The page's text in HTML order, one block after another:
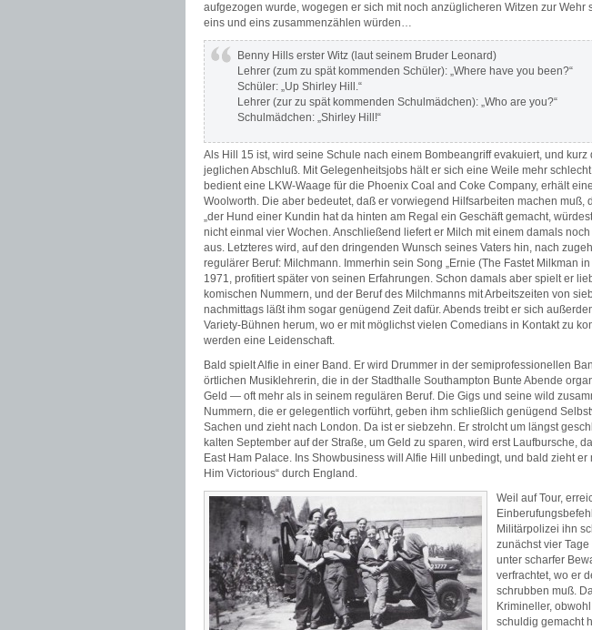
aufgezogen wurde, wogegen er sich mit noch anzüglicheren Witzen zur Wehr
eins und eins zusammenzählen würden…
Benny Hills erster Witz (laut seinem Bruder Leonard)
Lehrer (zum zu spät kommenden Schüler): „Where have you been?“
Schüler: „Up Shirley Hill.“
Lehrer (zur zu spät kommenden Schulmädchen): „Who are you?“
Schulmädchen: „Shirley Hill!“
Als Hill 15 ist, wird seine Schule nach einem Bombeangriff evakuiert, und
jeglichen Abschluß. Mit Gelegenheitsjobs hält er sich eine Weile mehr
bedient eine LKW-Waage für die Phoenix Coal and Coke Company, erhält
Woolworth. Die aber bedeutet, daß er vorwiegend Hilfsarbeiten machen muß,
„der Hund einer Kundin hat da hinten am Regal ein Geschäft gemacht,
nicht einmal vier Wochen. Anschließend liefert er Milch mit einem damals
aus. Letzteres wird, auf den dringenden Wunsch seines Vaters hin, nach
regulärer Beruf: Milchmann. Immerhin sein Song „Ernie (The Fastet Milkman
1971, profitiert später von seinen Erfahrungen. Schon damals aber spielt er
komischen Nummern, und der Beruf des Milchmanns mit Arbeitszeiten von
nachmittags läßt ihm sogar genügend Zeit dafür. Abends treibt er sich
Variety-Bühnen herum, wo er mit möglichst vielen Comedians in Kontakt zu
werden eine Leidenschaft.
Bald spielt Alfie in einer Band. Er wird Drummer in der semiprofessionellen
örtlichen Musiklehrerin, die in der Stadthalle Southampton Bunte Abende
Geld — oft mehr als in seinem regulären Beruf. Die Gigs und seine wild
Nummern, die er gelegentlich vorführt, geben ihm schließlich genügend
Sachen und zieht nach London. Da ist er siebzehn. Er strolcht um längst
kalten September auf der Straße, um Geld zu sparen, wird erst Laufbursche,
East Ham Palace. Ins Showbusiness will Alfie Hill unbedingt, und bald zieht er
Him Victorious“ durch England.
Weil auf Tour,
Militärpolizei ihn
zunächst vier
unter scharfer
verfrachtet, wo er
schrubben muß.
Krimineller,
schuldig gemacht